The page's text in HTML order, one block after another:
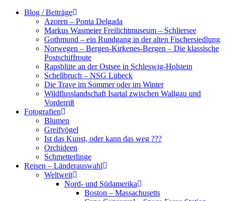
Zum
Blog / Beiträge
Azoren – Ponta Delgada
Markus Wasmeier Freilichtmuseum – Schliersee
Gothmund – ein Rundgang in der alten Fischersiedlung
Norwegen – Bergen-Kirkenes-Bergen – Die klassische
Postschiffroute
Rapsblüte an der Ostsee in Schleswig-Holstein
Schellbruch – NSG Lübeck
Die Trave im Sommer oder im Winter
Wildflusslandschaft Isartal zwischen Wallgau und
Vorderriß
Fotografien
Blumen
Greifvögel
Ist das Kunst, oder kann das weg ???
Orchideen
Schmetterlinge
Reisen – Länderauswahl
Weltweit
Nord- und Südamerika
Boston – Massachusetts